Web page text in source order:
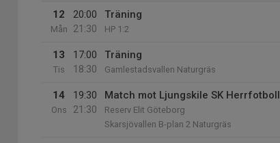
12
Mån
20:00
21:30
Träning
HP 1:2
13
Tis
17:00
18:30
Träning
Gamlestadsvallen Naturgräs
14
Ons
19:30
21:30
Match mot Ljungskile SK Herrfotboll
Reserv Elit Göteborg
Skarsjövallen B-plan 2 Naturgräs